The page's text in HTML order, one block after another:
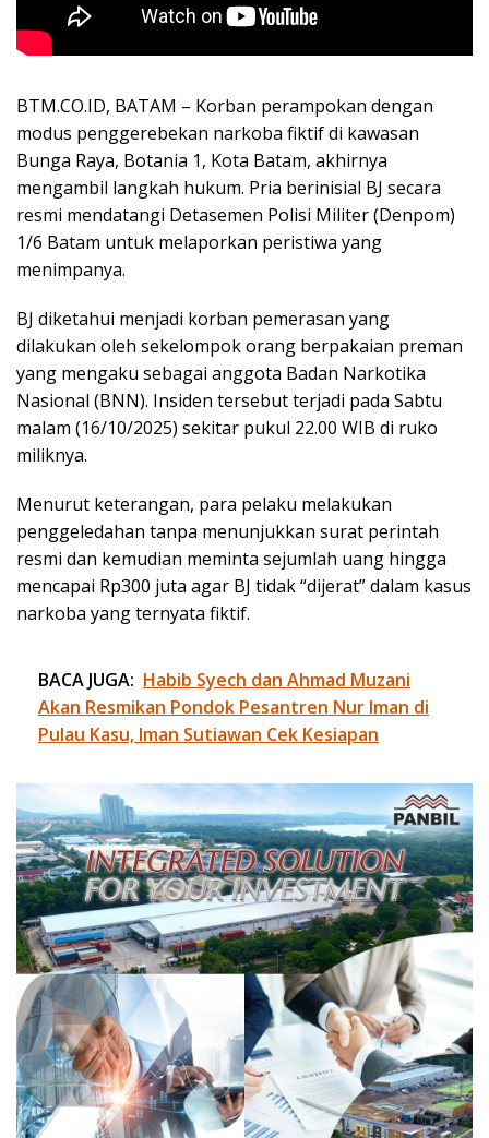
BTM.CO.ID, BATAM – Korban perampokan dengan
modus penggerebekan narkoba fiktif di kawasan
Bunga Raya, Botania 1, Kota Batam, akhirnya
mengambil langkah hukum. Pria berinisial BJ secara
resmi mendatangi Detasemen Polisi Militer (Denpom)
1/6 Batam untuk melaporkan peristiwa yang
menimpanya.
BJ diketahui menjadi korban pemerasan yang
dilakukan oleh sekelompok orang berpakaian preman
yang mengaku sebagai anggota Badan Narkotika
Nasional (BNN). Insiden tersebut terjadi pada Sabtu
malam (16/10/2025) sekitar pukul 22.00 WIB di ruko
miliknya.
Menurut keterangan, para pelaku melakukan
penggeledahan tanpa menunjukkan surat perintah
resmi dan kemudian meminta sejumlah uang hingga
mencapai Rp300 juta agar BJ tidak “dijerat” dalam kasus
narkoba yang ternyata fiktif.
BACA JUGA: Habib Syech dan Ahmad Muzani
Akan Resmikan Pondok Pesantren Nur Iman di
Pulau Kasu, Iman Sutiawan Cek Kesiapan